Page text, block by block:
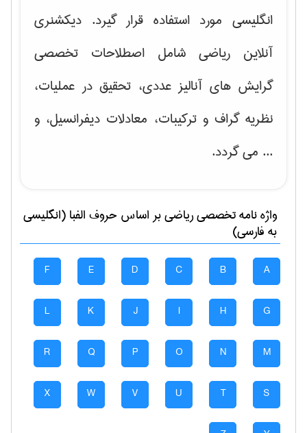
انگلیسی مورد استفاده قرار گیرد. دیکشنری
آنلاین ریاضی شامل اصطلاحات تخصصی
گرایش های آنالیز عددی، تحقیق در عملیات،
نظریه گراف و تركیبات، معادلات دیفرانسیل، و
... می گردد.
واژه نامه تخصصیرياضیبر اساس حروف الفبا (انگلیسی
به فارسی)
A
B
C
D
E
F
G
H
I
J
K
L
M
N
O
P
Q
R
S
T
U
V
W
X